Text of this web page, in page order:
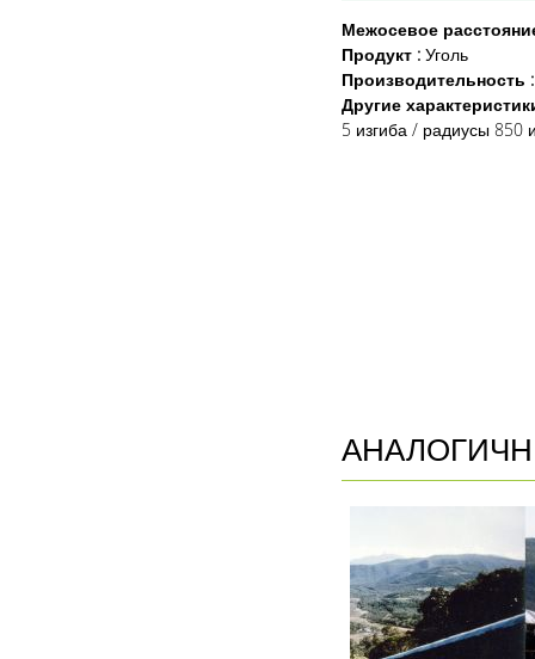
Межосевое
Продукт : Уголь
Производительность
Другие
5 изгиба / радиусы 850